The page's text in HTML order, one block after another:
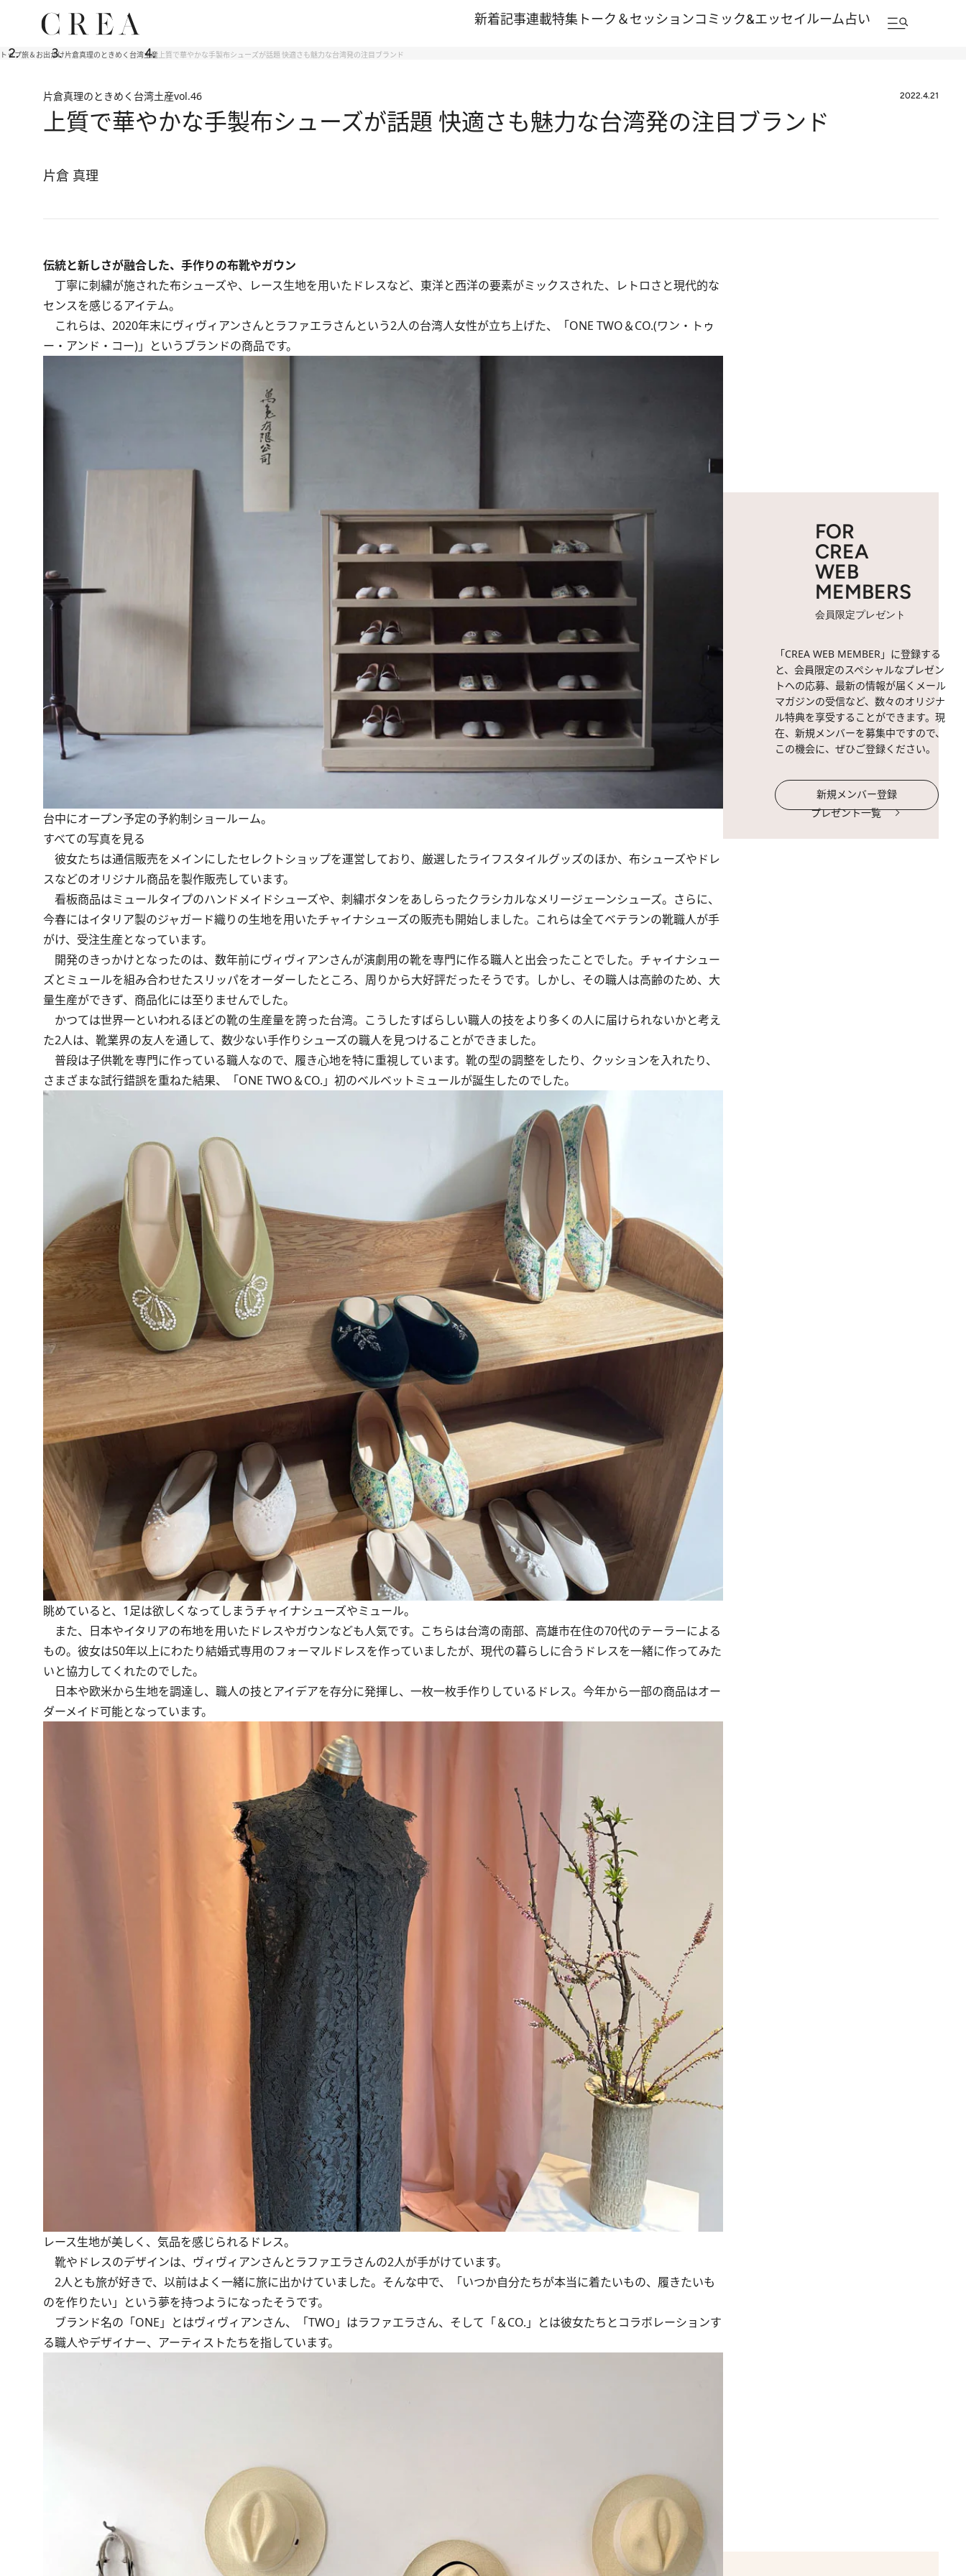
新着記事連載特集 トーク＆セッションコミック&エッセイルーム占い
トップ旅＆お出かけ片倉真理のときめく台湾土産 上質で華やかな手製布シューズが話題 快適さも魅力な台湾発の注目ブランド
片倉真理のときめく台湾土産vol.46 2022.4.21
上質で華やかな手製布シューズが話題 快適さも魅力な台湾発の注目ブランド
片倉 真理
伝統と新しさが融合した、手作りの布靴やガウン
丁寧に刺繍が施された布シューズや、レース生地を用いたドレスなど、東洋と西洋の要素がミックスされた、レトロさと現代的な
センスを感じるアイテム。
これらは、2020年末にヴィヴィアンさんとラファエラさんという2人の台湾人女性が立ち上げた、「ONE TWO＆CO.(ワン・トゥ
ー・アンド・コー)」というブランドの商品です。
台中にオープン予定の予約制ショールーム。
すべての写真を見る
彼女たちは通信販売をメインにしたセレクトショップを運営しており、厳選したライフスタイルグッズのほか、布シューズやドレ
スなどのオリジナル商品を製作販売しています。
看板商品はミュールタイプのハンドメイドシューズや、刺繍ボタンをあしらったクラシカルなメリージェーンシューズ。さらに、
今春にはイタリア製のジャガード織りの生地を用いたチャイナシューズの販売も開始しました。これらは全てベテランの靴職人が手
がけ、受注生産となっています。
開発のきっかけとなったのは、数年前にヴィヴィアンさんが演劇用の靴を専門に作る職人と出会ったことでした。チャイナシュー
ズとミュールを組み合わせたスリッパをオーダーしたところ、周りから大好評だったそうです。しかし、その職人は高齢のため、大
量生産ができず、商品化には至りませんでした。
かつては世界一といわれるほどの靴の生産量を誇った台湾。こうしたすばらしい職人の技をより多くの人に届けられないかと考え
た2人は、靴業界の友人を通して、数少ない手作りシューズの職人を見つけることができました。
普段は子供靴を専門に作っている職人なので、履き心地を特に重視しています。靴の型の調整をしたり、クッションを入れたり、
さまざまな試行錯誤を重ねた結果、「ONE TWO＆CO.」初のベルベットミュールが誕生したのでした。
眺めていると、1足は欲しくなってしまうチャイナシューズやミュール。
また、日本やイタリアの布地を用いたドレスやガウンなども人気です。こちらは台湾の南部、高雄市在住の70代のテーラーによる
もの。彼女は50年以上にわたり結婚式専用のフォーマルドレスを作っていましたが、現代の暮らしに合うドレスを一緒に作ってみた
いと協力してくれたのでした。
日本や欧米から生地を調達し、職人の技とアイデアを存分に発揮し、一枚一枚手作りしているドレス。今年から一部の商品はオー
ダーメイド可能となっています。
レース生地が美しく、気品を感じられるドレス。
靴やドレスのデザインは、ヴィヴィアンさんとラファエラさんの2人が手がけています。
2人とも旅が好きで、以前はよく一緒に旅に出かけていました。そんな中で、「いつか自分たちが本当に着たいもの、履きたいも
のを作りたい」という夢を持つようになったそうです。
ブランド名の「ONE」とはヴィヴィアンさん、「TWO」はラファエラさん、そして「＆CO.」とは彼女たちとコラボレーションす
る職人やデザイナー、アーティストたちを指しています。
FOR
CREA
WEB
MEMBERS
会員限定プレゼント
「CREA WEB MEMBER」に登録する
と、会員限定のスペシャルなプレゼン
トへの応募、最新の情報が届くメール
マガジンの受信など、数々のオリジナ
ル特典を享受することができます。現
在、新規メンバーを募集中ですので、
この機会に、ぜひご登録ください。
新規メンバー登録
プレゼント一覧